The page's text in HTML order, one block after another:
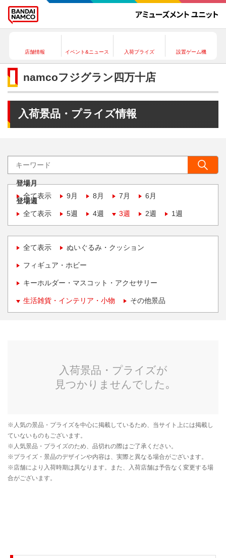
店舗情報 イベント&ニュース 入荷プライズ 設置ゲーム機
namcoフジグラン四万十店
入荷景品・プライズ情報
登場月
全て表示
9月 8月 7月 6月
登場週
全て表示
5週 4週 3週 2週 1週
全て表示 ぬいぐるみ・クッション
フィギュア・ホビー
キーホルダー・マスコット・アクセサリー
生活雑貨・インテリア・小物 その他景品